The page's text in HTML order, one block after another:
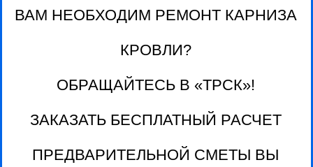
ВАМ НЕОБХОДИМ РЕМОНТ КАРНИЗА
КРОВЛИ?
ОБРАЩАЙТЕСЬ В «ТРСК»!
ЗАКАЗАТЬ БЕСПЛАТНЫЙ РАСЧЕТ
ПРЕДВАРИТЕЛЬНОЙ СМЕТЫ ВЫ